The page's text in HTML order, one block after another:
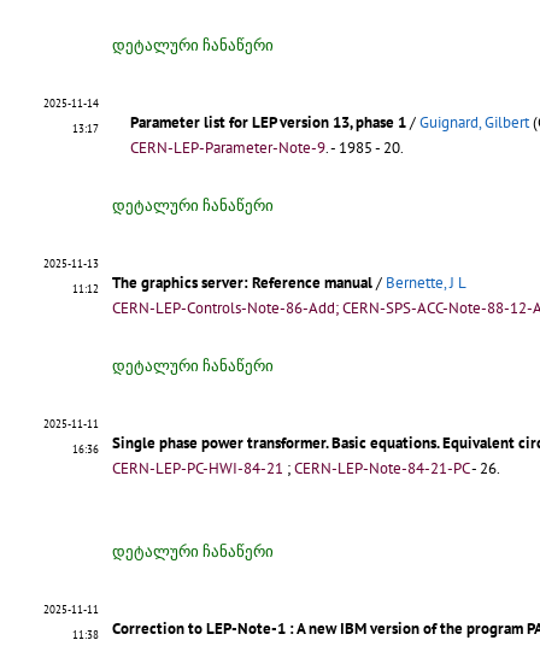
დეტალური ჩანაწერი
2025-11-14
13:17
Parameter list for LEP version 13, phase 1/Guignard, Gilbert
CERN-LEP-Parameter-Note-9.- 1985 - 20.
დეტალური ჩანაწერი
2025-11-13
11:12
The graphics server: Reference manual/ Bernette, J L
CERN-LEP-Controls-Note-86-Add; CERN-SPS-ACC-Note-88-12-
დეტალური ჩანაწერი
2025-11-11
16:36
Single phase power transformer. Basic equations. Equivalent
CERN-LEP-PC-HWI-84-21 ;CERN-LEP-Note-84-21-PC- 26.
დეტალური ჩანაწერი
2025-11-11
11:38
Correction to LEP-Note-1 : A new IBM version of the program